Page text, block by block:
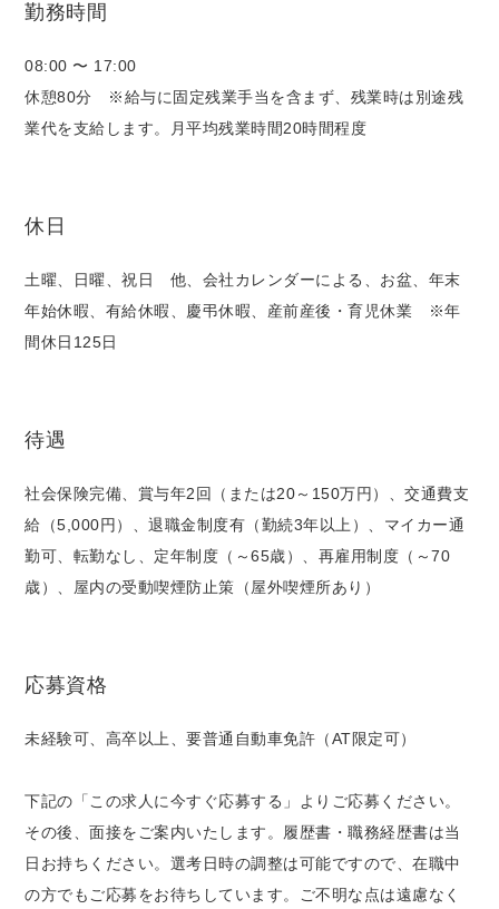
勤務時間
08:00 〜 17:00
休憩80分 ※給与に固定残業手当を含まず、残業時は別途残
業代を支給します。月平均残業時間20時間程度
休日
土曜、日曜、祝日 他、会社カレンダーによる、お盆、年末
年始休暇、有給休暇、慶弔休暇、産前産後・育児休業 ※年
間休日125日
待遇
社会保険完備、賞与年2回（または20～150万円）、交通費支
給（5,000円）、退職金制度有（勤続3年以上）、マイカー通
勤可、転勤なし、定年制度（～65歳）、再雇用制度（～70
歳）、屋内の受動喫煙防止策（屋外喫煙所あり）
応募資格
未経験可、高卒以上、要普通自動車免許（AT限定可）
下記の「この求人に今すぐ応募する」よりご応募ください。
その後、面接をご案内いたします。履歴書・職務経歴書は当
日お持ちください。選考日時の調整は可能ですので、在職中
の方でもご応募をお待ちしています。ご不明な点は遠慮なく